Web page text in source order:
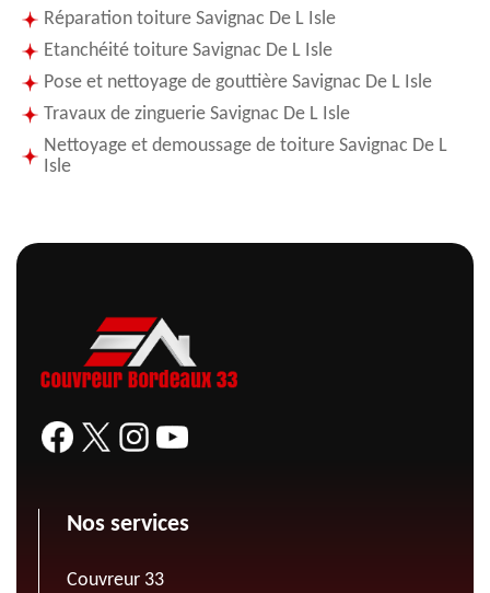
Réparation toiture Savignac De L Isle
Etanchéité toiture Savignac De L Isle
Pose et nettoyage de gouttière Savignac De L Isle
Travaux de zinguerie Savignac De L Isle
Nettoyage et demoussage de toiture Savignac De L
Isle
Nos services
Couvreur 33